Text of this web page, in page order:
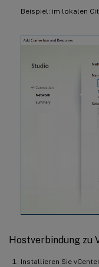
Beispiel: im lokalen
Hostverbindung zu
Installieren Sie